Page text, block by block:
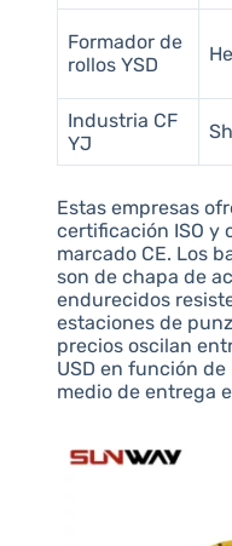
Formador de
rollos YSD
Industria CF
YJ
Estas empresas
certificación ISO y
marcado CE. Los
son de chapa de
endurecidos
estaciones de
precios oscilan
USD en función
medio de entrega